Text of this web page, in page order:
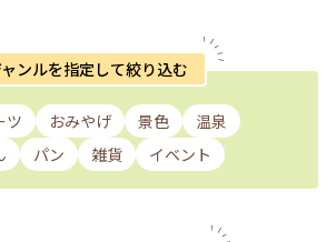
ンルを指定して絞り込む
ツ おみやげ 景色
温泉
パン 雑貨 イベント